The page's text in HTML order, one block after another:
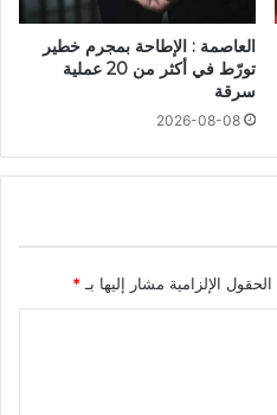
العاصمة : الإطاحة بمجرم خطير
تورّط في أكثر من 20 عملية
سرقة
2026-08-08
الحقول الإلزامية مشار إليها بـ *